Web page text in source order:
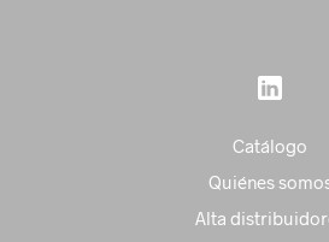
Catálogo
Quiénes
Alta